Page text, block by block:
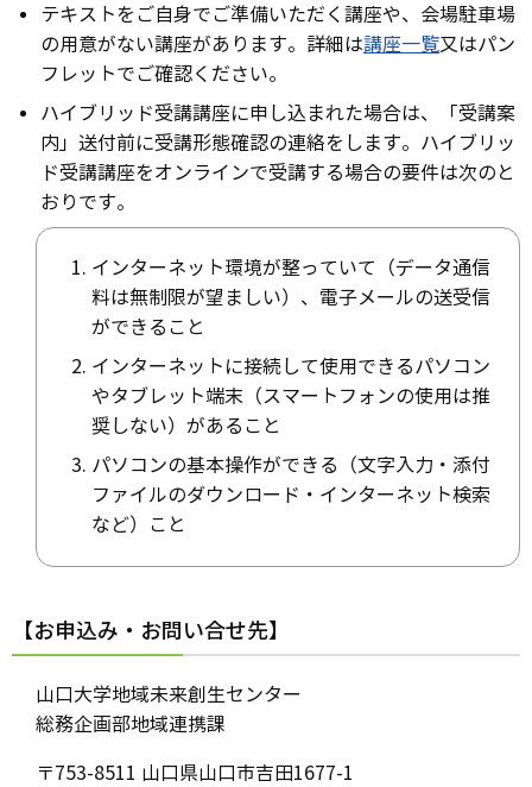
テキストをご自身でご準備いただく講座や、会場駐車場
の用意がない講座があります。詳細は講座一覧又はパン
フレットでご確認ください。
ハイブリッド受講講座に申し込まれた場合は、「受講案
内」送付前に受講形態確認の連絡をします。ハイブリッ
ド受講講座をオンラインで受講する場合の要件は次のと
おりです。
インターネット環境が整っていて（データ通信
料は無制限が望ましい）、電子メールの送受信
ができること
インターネットに接続して使用できるパソコン
やタブレット端末（スマートフォンの使用は推
奨しない）があること
パソコンの基本操作ができる（文字入力・添付
ファイルのダウンロード・インターネット検索
など）こと
【お申込み・お問い合せ先】
山口大学地域未来創生センター
総務企画部地域連携課
〒753-8511 山口県山口市吉田1677-1